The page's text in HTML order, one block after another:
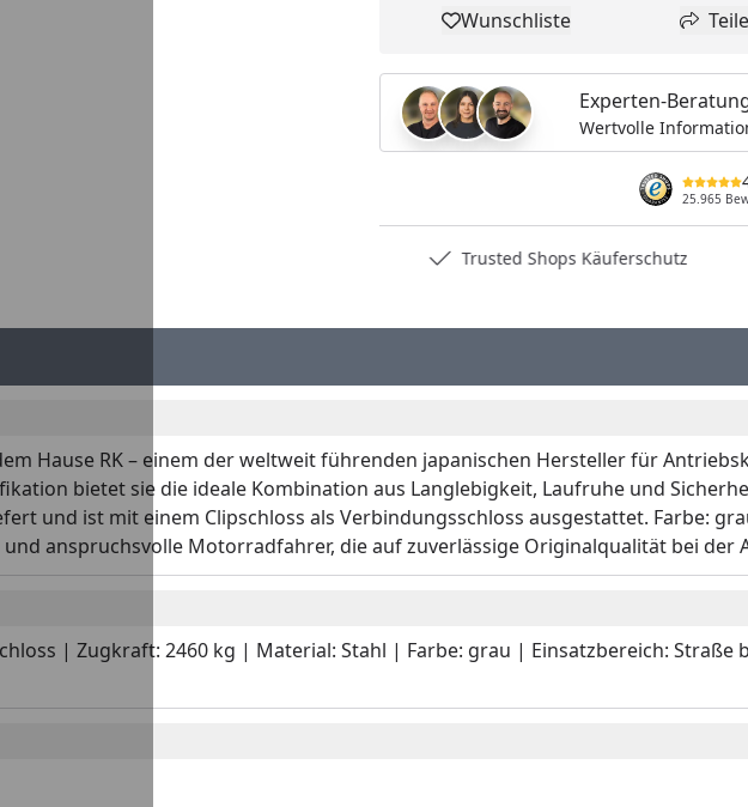
Produkt zur Wunschliste
Wunschliste
Experten-
Wertvolle
25.965
Trusted Shops Käuferschutz
Hause RK – einem der weltweit führenden japanischen Hersteller für
bietet sie die ideale Kombination aus Langlebigkeit, Laufruhe und
und ist mit einem Clipschloss als Verbindungsschloss ausgestattet. Farbe:
anspruchsvolle Motorradfahrer, die auf zuverlässige Originalqualität bei der
| Zugkraft: 2460 kg | Material: Stahl | Farbe: grau | Einsatzbereich: